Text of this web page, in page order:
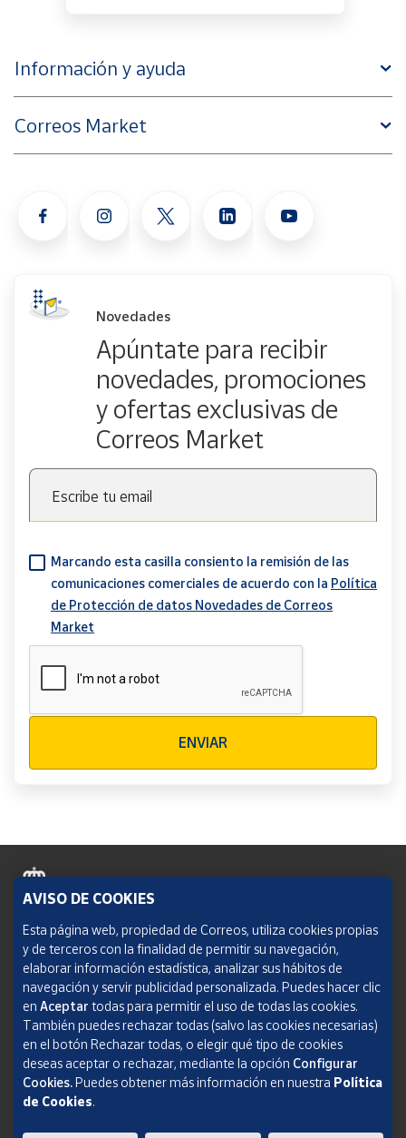
Información y ayuda
Correos Market
Novedades
Apúntate para recibir
novedades, promociones
y ofertas exclusivas de
Correos Market
Escribe tu email
Marcando esta casilla consiento la remisión de las
comunicaciones comerciales de acuerdo con la Política
de Protección de datos Novedades de Correos
Market
ENVIAR
Política de cookies
Aviso legal
Condiciones del servicio
Política de Privacidad Web
Informe de transparencia
SOCIEDAD ESTATAL CORREOS Y TELÉGRAFOS, S.A., S.M.E. Todos los derechos
AVISO DE COOKIES
Esta página web, propiedad de Correos, utiliza cookies propias
y de terceros con la finalidad de permitir su navegación,
elaborar información estadística, analizar sus hábitos de
navegación y servir publicidad personalizada. Puedes hacer clic
en Aceptar todas para permitir el uso de todas las cookies.
También puedes rechazar todas (salvo las cookies necesarias)
en el botón Rechazar todas, o elegir qué tipo de cookies
deseas aceptar o rechazar, mediante la opción Configurar
Cookies.Puedes obtener más información en nuestra Política
de Cookies.